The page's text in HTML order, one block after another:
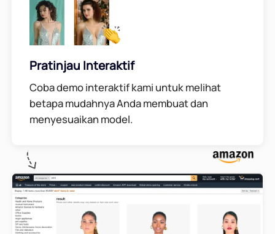
Pratinjau Interaktif
Coba demo interaktif kami untuk melihat
betapa mudahnya Anda membuat dan
menyesuaikan model.